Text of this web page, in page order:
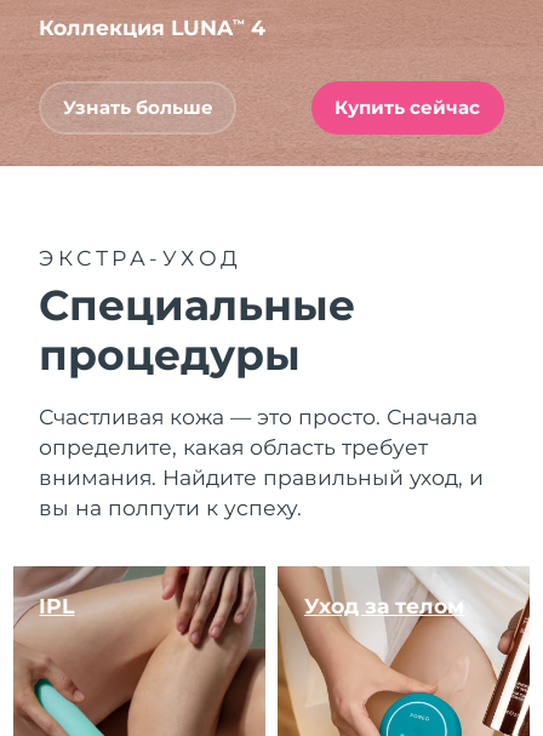
Коллекция LUNA™ 4
Узнать больше Купить сейчас
ЭКСТРА-УХОД
Специальные
процедуры
Счастливая кожа — это просто. Сначала
определите, какая область требует
внимания. Найдите правильный уход, и
вы на полпути к успеху.
IPL Уход за телом